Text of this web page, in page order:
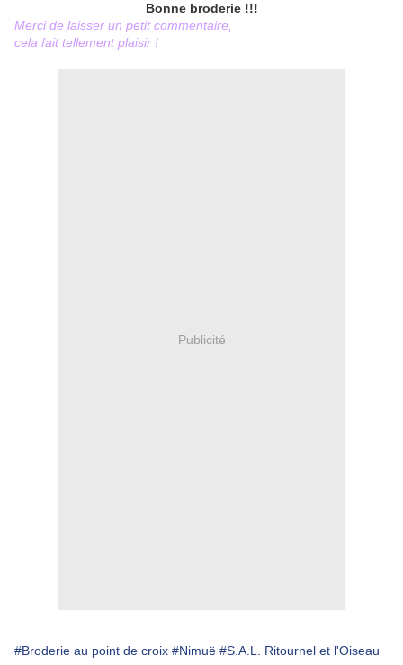
Bonne broderie !!!
Merci de laisser un petit commentaire,
cela fait tellement plaisir !
Publicité
#Broderie au point de croix #Nimuë #S.A.L. Ritournel et l'Oiseau